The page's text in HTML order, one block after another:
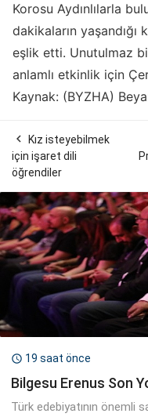
Korosu Aydınlılarla
dakikaların
eşlik etti. Unutulmaz
anlamlı etkinlik için
Kaynak: (BYZHA)

Kız isteyebilmek
için işaret dili
öğrendiler
 19 saat önce
Bilgesu Erenus Son
Türk edebiyatının önemli